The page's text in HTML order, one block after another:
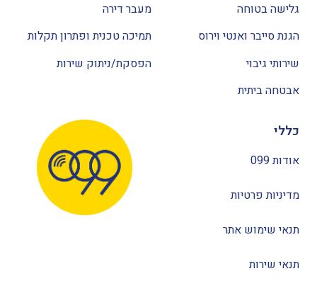
גלישה בטוחה
הגנת סייבר ואנטי וירוס
שירותי גיבוי
אבטחה ביתית
מעבר דירה
תמיכה טכנית ופתרון תקלות
הפסקת/ניתוק שירות
כללי
אודות 099
מדיניות פרטיות
תנאי שימוש אתר
תנאי שירות